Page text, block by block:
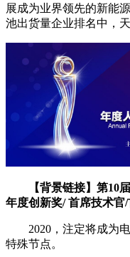
展成为业界领先的新能
池出货量企业排名中，
【背景链接】 第10
年度创新奖/ 首席技术官
2020，注定将成为
特殊节点。